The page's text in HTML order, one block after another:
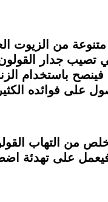
متنوعة من
تصيب جدار
باستخدام
على فوائده
من التهاب
على تهدئة